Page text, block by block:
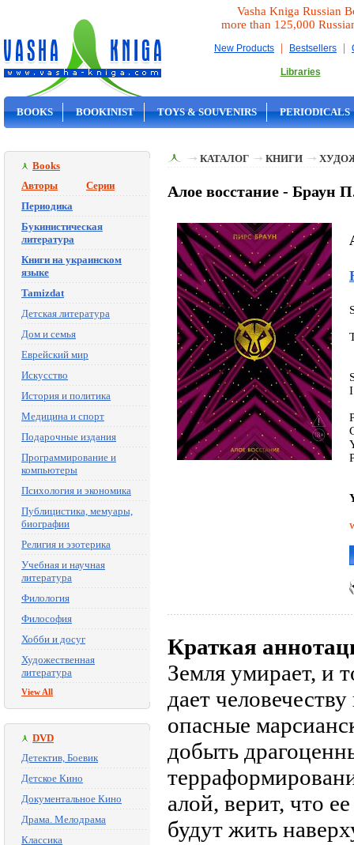
Vasha Kniga Russian
more than 125,000
New Products | Bestsellers |
Libraries
BOOKS BOOKINIST TOYS & SOUVENIRS PERIODICALS
Books
Авторы
Серии
Периодика
Букинистическая
литература
Книги на украинском
языке
Tamizdat
Детская литература
Дом и семья
Еврейский мир
Искусство
История и политика
Медицина и спорт
Подарочные издания
Программирование и
компьютеры
Психология и экономика
Публицистика, мемуары,
биографии
Религия и эзотерика
Учебная и научная
литература
Филология
Философия
Хобби и досуг
Художественная
литература
View All
DVD
Детектив, Боевик
Детское Кино
Документальное Кино
Драма. Мелодрама
Классика
КАТАЛОГ КНИГИ
Алое восстание - Браун
Краткая
Земля умирает, и
дает
опасные
добыть
алой, верит, что
будут жить